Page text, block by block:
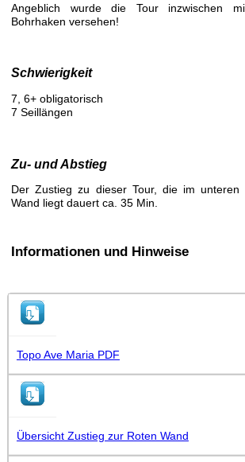
Angeblich wurde die Tour inzwischen
Bohrhaken versehen!
Schwierigkeit
7, 6+ obligatorisch
7 Seillängen
Zu- und Abstieg
Der Zustieg zu dieser Tour, die im unteren
Wand liegt dauert ca. 35 Min.
Informationen und Hinweise
Topo Ave Maria PDF
Übersicht Zustieg zur Roten Wand